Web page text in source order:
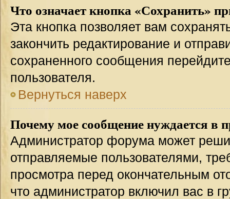
Что означает кнопка «Сохранить»
Эта кнопка позволяет вам
закончить редактирование и
сохраненного сообщения
пользователя.
Вернуться наверх
Почему мое сообщение нуждается в
Администратор форума может
отправляемые пользователями,
просмотра перед окончательным
что администратор включил вас в